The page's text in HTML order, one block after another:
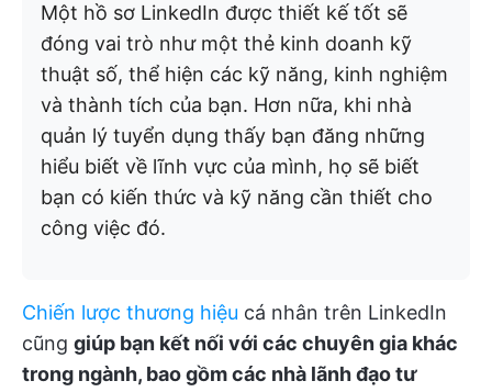
Một hồ sơ LinkedIn được thiết kế tốt sẽ
đóng vai trò như một thẻ kinh doanh kỹ
thuật số, thể hiện các kỹ năng, kinh nghiệm
và thành tích của bạn. Hơn nữa, khi nhà
quản lý tuyển dụng thấy bạn đăng những
hiểu biết về lĩnh vực của mình, họ sẽ biết
bạn có kiến thức và kỹ năng cần thiết cho
công việc đó.
Chiến lược thương hiệu cá nhân trên LinkedIn
cũng giúp bạn kết nối với các chuyên gia khác
trong ngành, bao gồm các nhà lãnh đạo tư